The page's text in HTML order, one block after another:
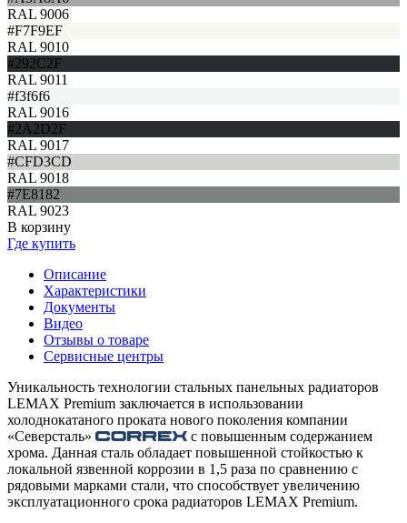
RAL 9006
#F7F9EF
RAL 9010
#292C2F
RAL 9011
#f3f6f6
RAL 9016
#2A2D2F
RAL 9017
#CFD3CD
RAL 9018
#7E8182
RAL 9023
В корзину
Где купить
Описание
Характеристики
Документы
Видео
Отзывы о товаре
Сервисные центры
Уникальность технологии стальных панельных радиаторов
LEMAX Premium заключается в использовании
холоднокатаного проката нового поколения компании
«Северсталь»
с повышенным содержанием
хрома. Данная сталь обладает повышенной стойкостью к
локальной язвенной коррозии в 1,5 раза по сравнению с
рядовыми марками стали, что способствует увеличению
эксплуатационного срока радиаторов LEMAX Premium.